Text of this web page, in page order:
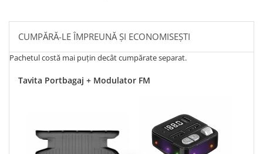
CUMPĂRĂ-LE ÎMPREUNĂ ȘI ECONOMISEȘTI
Pachetul costă mai puțin decât cumpărate separat.
Tavita Portbagaj + Modulator FM